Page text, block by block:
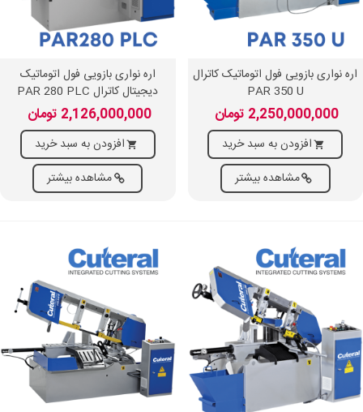
اره نواری بازویی فول اتوماتیک کاترال
PAR 350 U
2,250,000,000 تومان
افزودن به سبد خرید
مشاهده بیشتر
اره نواری بازویی فول اتوماتیک
دیجیتال کاترال PAR 280 PLC
2,126,000,000 تومان
افزودن به سبد خرید
مشاهده بیشتر